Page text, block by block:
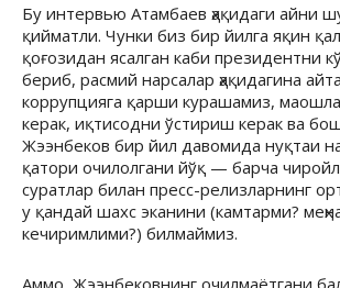
Бу интервью Атамбаев ҳақидаги айни
қийматли. Чунки биз бир йилга яқин
қоғозидан ясалган каби президентни
бериб, расмий нарсалар ҳақидагина
коррупцияга қарши курашамиз,
керак, иқтисодни ўстириш керак ва
Жээнбеков бир йил давомида нуқтаи
қатори очилолгани йўқ — барча
суратлар билан пресс-релизларнинг
у қандай шахс эканини (камтарми?
кечиримлими?) билмаймиз.
Аммо, Жээнбековнинг очилмаётгани